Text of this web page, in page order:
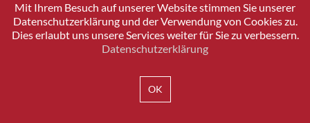
SWISSICT
VULKANSTRASSE 120
AGB
Mit Ihrem Besuch auf unserer Website stimmen Sie unserer
Datenschutzerklärung und der Verwendung von Cookies zu.
Dies erlaubt uns unsere Services weiter für Sie zu verbessern.
Datenschutzerklärung
OK